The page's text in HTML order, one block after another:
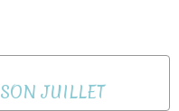
JUILLET